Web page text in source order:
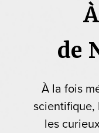
de
À la fois
scientifique,
les